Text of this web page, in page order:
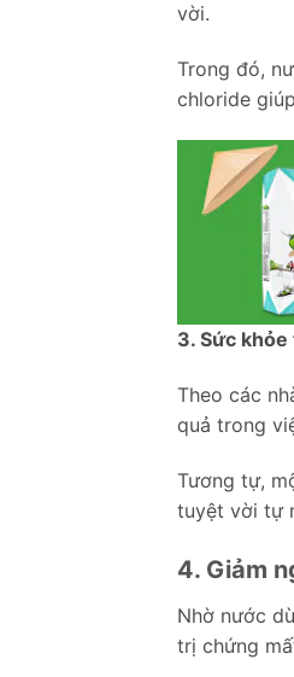
vời.
Trong đó,
chloride
3. Sức
Theo các
quả trong
Tương tự,
tuyệt vời tự
4. Giảm
Nhờ nước
trị chứng